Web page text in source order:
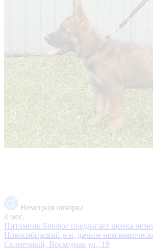
Немецкая овчарка
4 мес.
Питомник Брифос предлагает щенка
Новосибирский р-н, дачное
Солнечный, Восходная ул., 19